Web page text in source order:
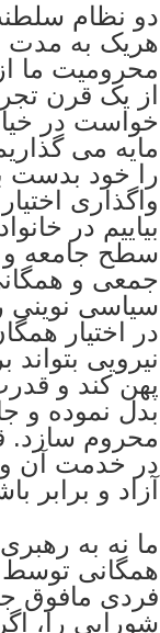
دو نظام
هریک به مدت
محرومیت ما
از یک قرن
خواست در
مایه می
را خود بدست
واگذاری
بیاییم در
سطح جامعه و
جمعی و
سیاسی نوینی
در اختیار
نیرویی
پهن کند و
بدل نموده و
محروم سازد.
در خدمت آن
آزاد و برابر
ما نه به
همگانی توسط
فردی مافوق